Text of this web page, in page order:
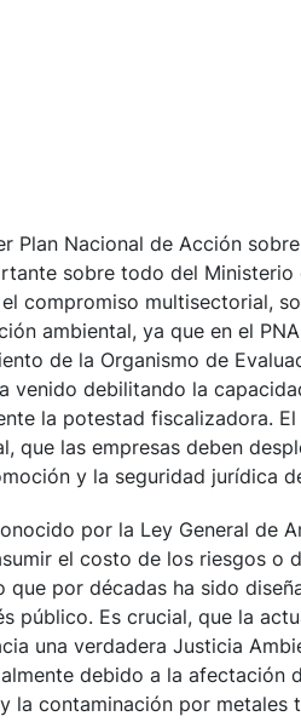
Plan Nacional de Acción
sobre todo del
compromiso multisectorial,
ambiental, ya que en el
de la Organismo de
venido debilitando la
la potestad fiscalizadora.
que las empresas deben
y la seguridad jurídica
por la Ley General de
el costo de los riesgos o
que por décadas ha sido
público. Es crucial, que la
una verdadera Justicia
debido a la afectación
la contaminación por metales